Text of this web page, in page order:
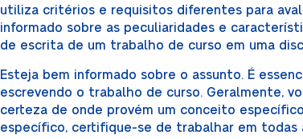
utiliza critérios e requisitos diferentes para
informado sobre as peculiaridades e
de escrita de um trabalho de curso em uma
Esteja bem informado sobre o assunto. É
escrevendo o trabalho de curso. Geralmente,
certeza de onde provém um conceito
específico, certifique-se de trabalhar em todas